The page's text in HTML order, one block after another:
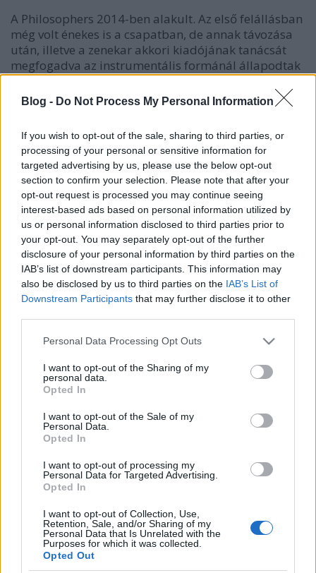
Blog - Do Not Process My Personal Information
If you wish to opt-out of the sale, sharing to third parties, or
processing of your personal or sensitive information for
targeted advertising by us, please use the below opt-out
section to confirm your selection. Please note that after your
opt-out request is processed you may continue seeing
interest-based ads based on personal information utilized by
us or personal information disclosed to third parties prior to
your opt-out. You may separately opt-out of the further
disclosure of your personal information by third parties on the
IAB’s list of downstream participants. This information may
also be disclosed by us to third parties on the IAB’s List of
Downstream Participants that may further disclose it to other
Please note that this website/app uses one or more Google
not limited to your visit or usage behaviour. You may click to
grant or deny consent to Google and its third-party tags to
use your data for below specified purposes in below Google
consent section.
Personal Data Processing Opt Outs
I want to opt-out of the Sharing of my
personal data.
Opted In
I want to opt-out of the Sale of my
Personal Data.
Opted In
I want to opt-out of processing my
Personal Data for Targeted Advertising.
Opted In
I want to opt-out of Collection, Use,
Retention, Sale, and/or Sharing of my
Personal Data that Is Unrelated with the
Purposes for which it was collected.
Opted Out
A Philosophers 2014-ben alakult. Az első felállásban
még volt énekes is a csapatban, de annak távozása
után, illetve a zenekar akkori kiadójának tanácsát
megfogadva az instrumentális formánál állapodtak
meg. Első lemezük, a 2015-ös Handmade már ezen
koncepció alapján készült, és ezt próbálták
tökéletesíteni, új impulzusok és hangszerelési
albumukon. Némi kihagyás után 2018-19-ben
megalkották legújabb lemezüket, Alaska címmel. Az
album stílusát tekintve visszanyúl a 1970-es évek
klasszikus rockzenéjéhez, melynek old school
hangzását próbálja imitálni, természetesen modern
köntösben.
Mi azért csinálunk zenét, hogy aki
meghallgatja, az élvezze és többszöri
meghallgatás után maradandó élményt
jelentsen neki. Nálunk úgy működik, hogy
keverés, mastering, lemezgyártás stb.)
lezajlik, addigra már bőven benne vagyunk
a következő dalok készítésében. Szerencsére
mindig úgy érezzük, hogy a legújabbak a
formában: